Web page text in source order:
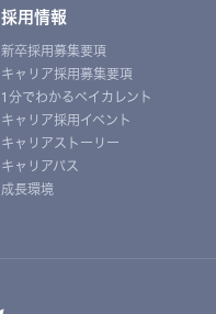
採用情報
新卒採用募集要項
キャリア採用募集要項
1分でわかるベイカレント
キャリア採用イベント
キャリアストーリー
キャリアパス
成長環境